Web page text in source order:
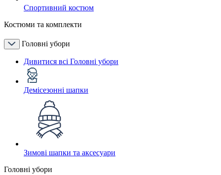
Спортивний костюм
Костюми та комплекти
Головні убори
Дивитися всі Головні убори
Демісезонні шапки
Зимові шапки та аксесуари
Головні убори